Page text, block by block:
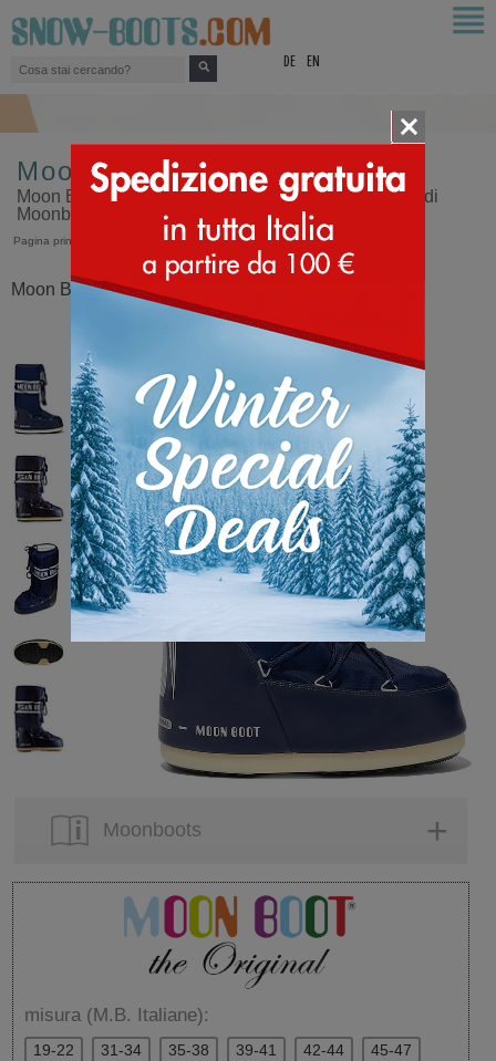
DE EN
Moon Boot Icon Nylon Boot
Moon Boot ® Icon Nylon Stivale originale. La scelta di
Moonboot più vasta del mondo!
Pagina principale Moon Boot® > Icon Nylon Boot
Moon Boot® Icon Nylon Boot Blu scuro
Moonboots
misura (M.B. Italiane):
19-22 31-34 35-38 39-41 42-44 45-47